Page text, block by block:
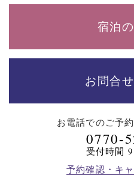
宿泊
お問合
お電話でのご予約
0770-
受付時間
予約確認・キ